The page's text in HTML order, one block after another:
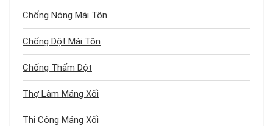
Chống Nóng Mái Tôn
Chống Dột Mái Tôn
Chống Thấm Dột
Thợ Làm Máng Xối
Thi Công Máng Xối